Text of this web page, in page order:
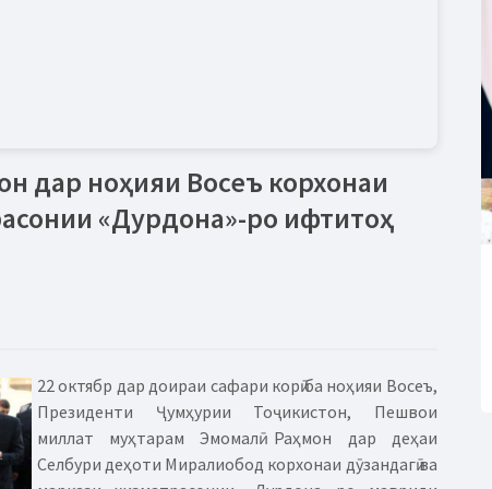
дар ноҳияи Восеъ корхонаи
«Дурдона»-ро ифтитоҳ
22 октябр дар доираи сафари корӣ ба ноҳияи Восеъ,
Президенти Ҷумҳурии Тоҷикистон, Пешвои
миллат муҳтарам Эмомалӣ Раҳмон дар деҳаи
Селбури деҳоти Миралиобод корхонаи дӯзандагӣ ва